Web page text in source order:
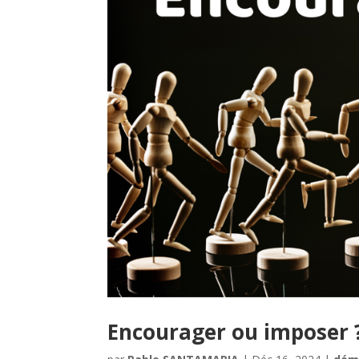
Encourager ou imposer